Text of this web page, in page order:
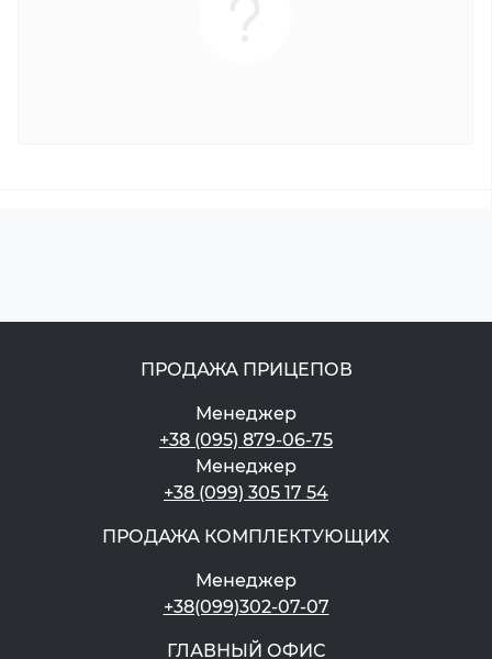
ПРОДАЖА ПРИЦЕПОВ
Менеджер
+38 (095) 879-06-75
Менеджер
+38 (099) 305 17 54
ПРОДАЖА КОМПЛЕКТУЮЩИХ
Менеджер
+38(099)302-07-07
ГЛАВНЫЙ ОФИС